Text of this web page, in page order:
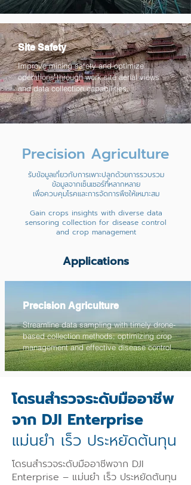
Site Safety
Improve mining safety and optimize
operations through work site aerial views
and data collection capabilities.
Precision Agriculture
รับข้อมูลเกี่ยวกับการเพาะปลูกด้วยการรวบรวม
ข้อมูลจากเซ็นเซอร์ที่หลากหลาย
เพื่อควบคุมโรคและการจัดการพืชให้เหมาะสม
Gain crops insights with diverse data
sensoring collection for disease control
and crop management
Applications
Precision Agriculture
Streamline data sampling with timely drone-
based collection methods; optimizing crop
management and effective disease control
โดรนสำรวจระดับมืออาชีพ
จาก DJI Enterprise
แม่นยำ เร็ว ประหยัดต้นทุน
โดรนสำรวจระดับมืออาชีพจาก DJI
Enterprise – แม่นยำ เร็ว ประหยัดต้นทุน